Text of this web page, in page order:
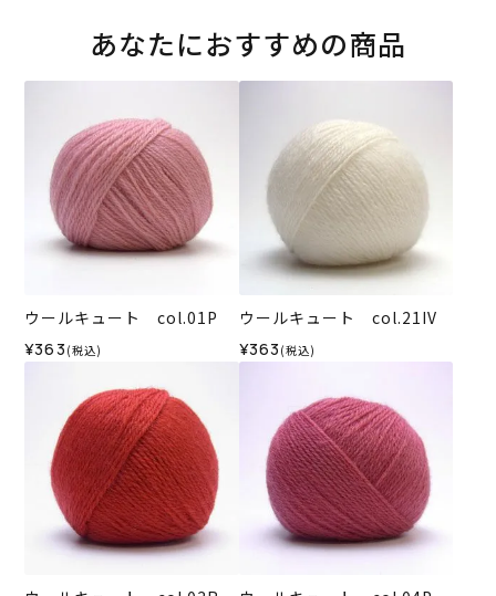
あなたにおすすめの商品
ウールキュート col.01P
¥363 (税込)
ウールキュート col.21IV
¥363 (税込)